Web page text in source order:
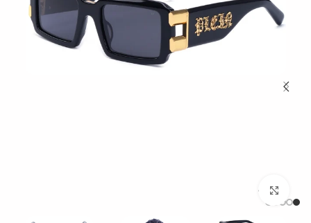
بزرگنمایی تصویر